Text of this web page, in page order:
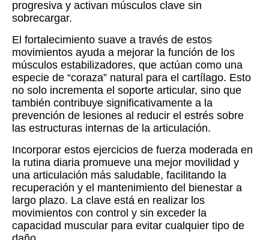
progresiva y activan músculos clave sin
sobrecargar.
El fortalecimiento suave a través de estos
movimientos ayuda a mejorar la función de los
músculos estabilizadores, que actúan como una
especie de “coraza” natural para el cartílago. Esto
no solo incrementa el soporte articular, sino que
también contribuye significativamente a la
prevención de lesiones al reducir el estrés sobre
las estructuras internas de la articulación.
Incorporar estos ejercicios de fuerza moderada en
la rutina diaria promueve una mejor movilidad y
una articulación más saludable, facilitando la
recuperación y el mantenimiento del bienestar a
largo plazo. La clave está en realizar los
movimientos con control y sin exceder la
capacidad muscular para evitar cualquier tipo de